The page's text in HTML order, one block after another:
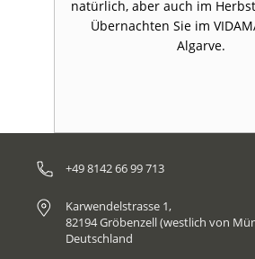
natürlich, aber auch im
Übernachten Sie im
Algarve.
+49 8142 66 99 713
Karwendelstrasse 1,
82194 Gröbenzell (westlich von
Deutschland